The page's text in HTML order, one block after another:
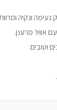
נעימה ונקיה
אוויר מרענן.
וטובים.